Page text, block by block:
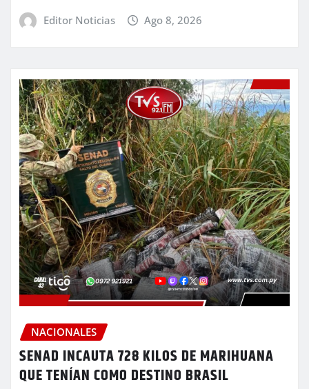
Editor Noticias Ago 8, 2026
NACIONALES
SENAD INCAUTA 728 KILOS DE MARIHUANA
QUE TENÍAN COMO DESTINO BRASIL